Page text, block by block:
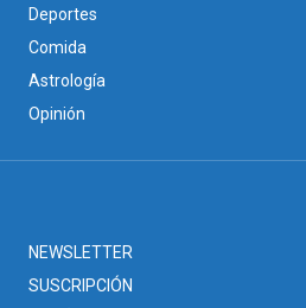
Deportes
Comida
Astrología
Opinión
NEWSLETTER
SUSCRIPCIÓN